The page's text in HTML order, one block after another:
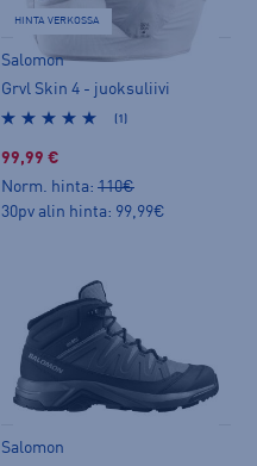
HINTA VERKOSSA
Salomon
Grvl Skin 4 - juoksuliivi
(1)
99,99 €
Norm. hinta: 110€
30pv alin hinta: 99,99€
Salomon